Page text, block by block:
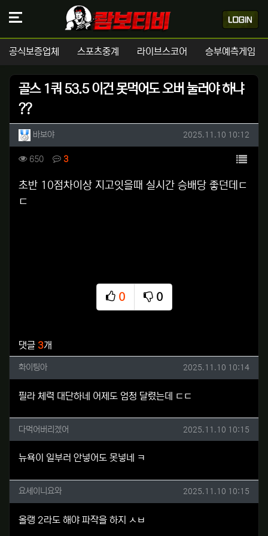
공식보증업체 스포츠중계 라이브스코어 승부예측게임
골스 1쿼 53.5 이건 못먹어도 오버 눌러야 하냐
??
작성자 정보
바보야작성 작성일
2025.11.10 10:12
컨텐츠 정보
650조회 3댓글 목록
본문
초반 10점차이상 지고잇을때 실시간 승배당 좋던데ㄷ
ㄷ
0
추천
0
비추천
댓글 3개
화이팅아님의 댓글
화이팅아 작성일
2025.11.10 10:14
필라 체력 대단하네 어제도 엄청 달렸는데 ㄷㄷ
다먹어버리겠어님의 댓글
다먹어버리겠어 작성일
2025.11.10 10:15
뉴욕이 일부러 안넣어도 못넣네 ㅋ
요세이니요와님의 댓글
요세이니요와 작성일
2025.11.10 10:15
올랭 2라도 해야 파작을 하지 ㅅㅂ